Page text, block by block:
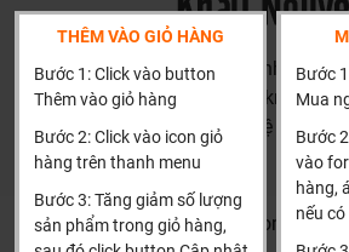
THÊM VÀO GIỎ HÀNG
Bước 1: Click vào button
Thêm vào giỏ hàng
Bước 2: Click vào icon giỏ
hàng trên thanh menu
Bước 3: Tăng giảm số lượng
sản phẩm trong giỏ hàng,
Bước
Mua
Bước
vào
hàng,
nếu có
HN: số 160 đường Văn Minh, Di
(Cách đại học công nghiệp 1 km)
HCM và các tỉnh khác: Liên hệ hotline
đặt hàng
Khalinguyen.vn@gmail.com